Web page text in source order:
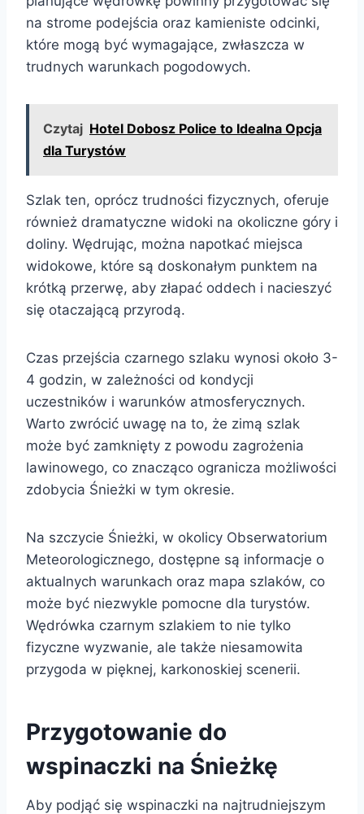
na strome podejścia oraz kamieniste odcinki,
które mogą być wymagające, zwłaszcza w
trudnych warunkach pogodowych.
Czytaj Hotel Dobosz Police to Idealna Opcja
dla Turystów
Szlak ten, oprócz trudności fizycznych, oferuje
również dramatyczne widoki na okoliczne góry i
doliny. Wędrując, można napotkać miejsca
widokowe, które są doskonałym punktem na
krótką przerwę, aby złapać oddech i nacieszyć
się otaczającą przyrodą.
Czas przejścia czarnego szlaku wynosi około 3-
4 godzin, w zależności od kondycji
uczestników i warunków atmosferycznych.
Warto zwrócić uwagę na to, że zimą szlak
może być zamknięty z powodu zagrożenia
lawinowego, co znacząco ogranicza możliwości
zdobycia Śnieżki w tym okresie.
Na szczycie Śnieżki, w okolicy Obserwatorium
Meteorologicznego, dostępne są informacje o
aktualnych warunkach oraz mapa szlaków, co
może być niezwykle pomocne dla turystów.
Wędrówka czarnym szlakiem to nie tylko
fizyczne wyzwanie, ale także niesamowita
przygoda w pięknej, karkonoskiej scenerii.
Przygotowanie do
wspinaczki na Śnieżkę
Aby podjąć się wspinaczki na najtrudniejszym